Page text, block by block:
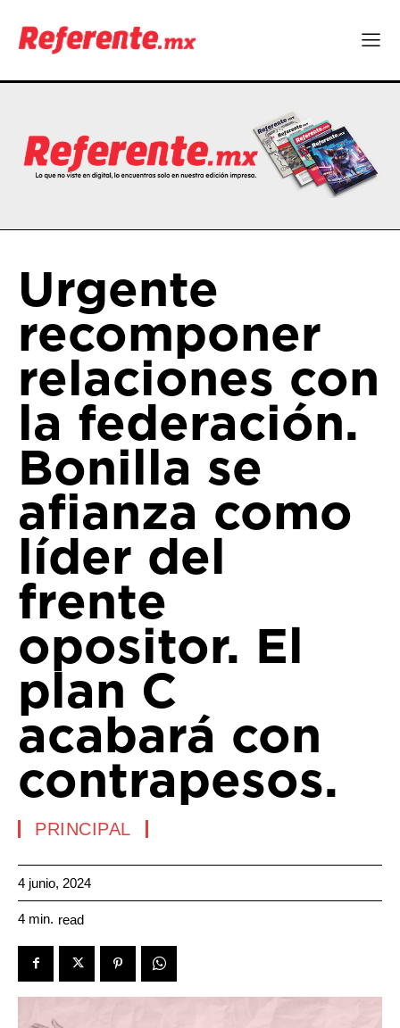
Urgente
recomponer
relaciones con
la federación.
Bonilla se
afianza como
líder del
frente
opositor. El
plan C
acabará con
contrapesos.
PRINCIPAL
4 junio, 2024
4 min. read